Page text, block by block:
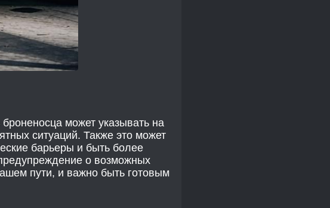
может указывать на
ситуаций. Также это может
барьеры и быть более
о возможных
пути, и важно быть готовым